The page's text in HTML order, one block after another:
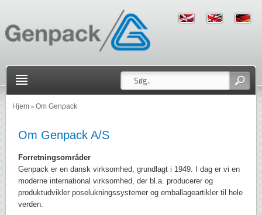
Hjem» Om Genpack
Om Genpack A/S
Forretningsområder
Genpack er en dansk virksomhed, grundlagt i 1949. I dag er vi en
moderne international virksomhed, der bl.a. producerer og
produktudvikler poselukningssystemer og emballageartikler til hele
verden.